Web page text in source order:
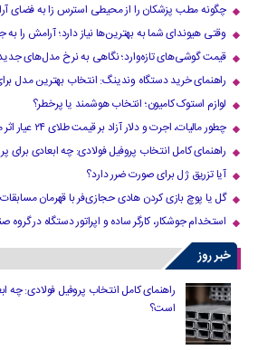
چگونه مطب پزشکان را از محیطی استرس زا به فضای
وقتی هیوندای شما به بهترین‌ها نیاز دارد؛ آرامش را به
قیمت گوشی‌های تازه‌وارد؛ نگاهی به نرخ مدل‌های جدید
راهنمای خرید دستگاه وندینگ: انتخاب بهترین مدل
لوازم استوک کامیون؛ انتخاب هوشمند یا پرخطر؟
چطور مالیات، اجرت و دلار آزاد بر قیمت طلای ۲۴ عیار اثر می‌گذارد؟
راهنمای کامل انتخاب پروفیل فولادی: چه ابعادی
آیا تزریق ژل برای صورت ضرر دارد​؟
گل یا پوچ بازی کردن هادی حجازی‌فر با قهرمان
استخدام جوشکار، کارگر ساده و اپراتور دستگاه در گروه
خبر روز
راهنمای کامل انتخاب پروفیل فولادی: چه
است؟